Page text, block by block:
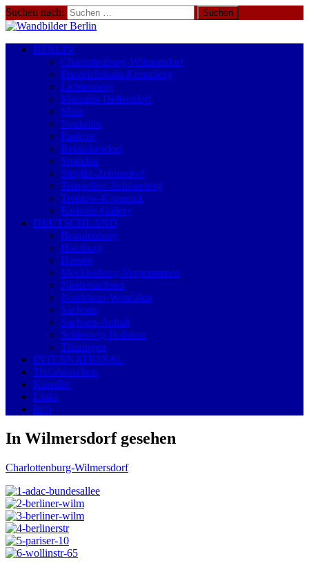
Suchen nach:
BERLIN
Charlottenburg-Wilmersdorf
Friedrichshain-Kreuzberg
Lichtenberg
Marzahn-Hellersdorf
Mitte
Neukölln
Pankow
Reinickendorf
Spandau
Steglitz-Zehlendorf
Tempelhof-Schöneberg
Treptow-Köpenick
Eastside-Gallery
DEUTSCHLAND
Brandenburg
Hamburg
Hessen
Mecklenburg-Vorpommern
Niedersachsen
Nordrhein-Westfalen
Sachsen
Sachsen-Anhalt
Schleswig-Holstein
Thüringen
INTERNATIONAL
Trafohäuschen
Künstler
Links
Info
In Wilmersdorf gesehen
Charlottenburg-Wilmersdorf